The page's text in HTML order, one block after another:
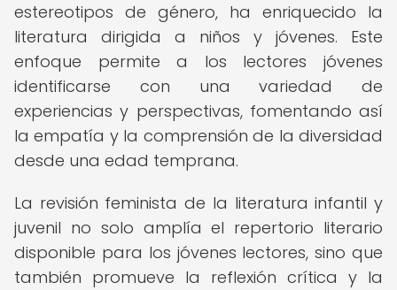
estereotipos de género, ha enriquecido la
literatura dirigida a niños y jóvenes. Este
enfoque permite a los lectores jóvenes
identificarse con una variedad de
experiencias y perspectivas, fomentando así
la empatía y la comprensión de la diversidad
desde una edad temprana.
La revisión feminista de la literatura infantil y
juvenil no solo amplía el repertorio literario
disponible para los jóvenes lectores, sino que
también promueve la reflexión crítica y la